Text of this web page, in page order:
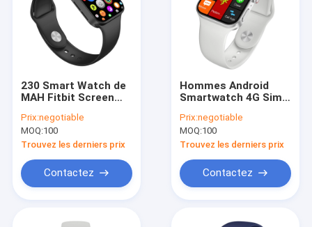
230 Smart Watch de
MAH Fitbit Screen
dessous de 500 avec
l'avis de message
Prix:negotiable
MOQ:100
Trouvez les derniers prix
Contactez
Hommes Android
Smartwatch 4G Sim
Touch Screen d'IWO
32MB
Prix:negotiable
MOQ:100
Trouvez les derniers prix
Contactez